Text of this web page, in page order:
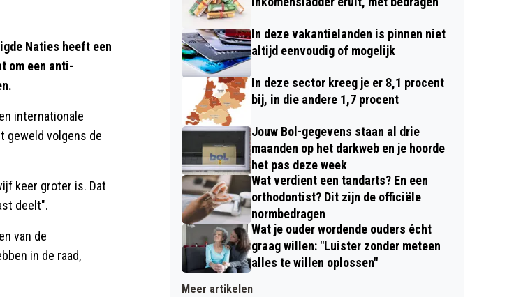
Naties heeft een
om een anti-
internationale
geweld volgens de
keer groter is. Dat
deelt".
van de
in de raad,
In deze vakantielanden is pinnen niet
altijd eenvoudig of mogelijk
In deze sector kreeg je er 8,1 procent
bij, in die andere 1,7 procent
Jouw Bol-gegevens staan al drie
maanden op het darkweb en je hoorde
het pas deze week
Wat verdient een tandarts? En een
orthodontist? Dit zijn de officiële
normbedragen
Wat je ouder wordende ouders écht
graag willen: "Luister zonder meteen
alles te willen oplossen"
Meer artikelen